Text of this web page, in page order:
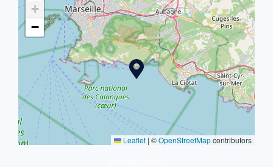
+
−
Leaflet | ©OpenStreetMapcontributors